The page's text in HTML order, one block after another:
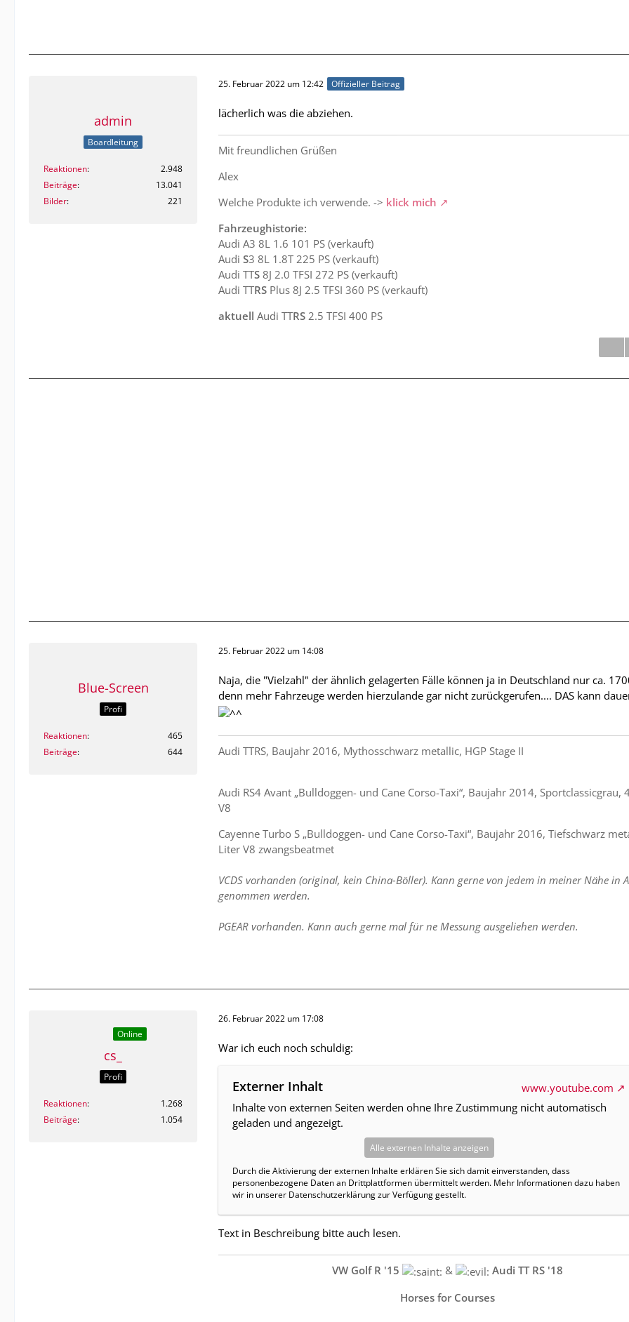
admin
Boardleitung
Reaktionen
2.948
Beiträge
13.041
Bilder
221
25. Februar 2022 um 12:42 Offizieller Beitrag
lächerlich was die abziehen.
Mit freundlichen Grüßen
Alex
Welche Produkte ich verwende. -> klick mich
Fahrzeughistorie:
Audi A3 8L 1.6 101 PS (verkauft)
Audi S3 8L 1.8T 225 PS (verkauft)
Audi TTS 8J 2.0 TFSI 272 PS (verkauft)
Audi TTRS Plus 8J 2.5 TFSI 360 PS (verkauft)
aktuell Audi TTRS 2.5 TFSI 400 PS
Blue-Screen
Profi
Reaktionen
465
Beiträge
644
25. Februar 2022 um 14:08
Naja, die "Vielzahl" der ähnlich gelagerten Fälle können ja in Deutschland nur ca.
denn mehr Fahrzeuge werden hierzulande gar nicht zurückgerufen.... DAS kann
Audi TTRS, Baujahr 2016, Mythosschwarz metallic, HGP Stage II
Audi RS4 Avant „Bulldoggen- und Cane Corso-Taxi“, Baujahr 2014, Sportclassicgrau,
V8
Cayenne Turbo S „Bulldoggen- und Cane Corso-Taxi“, Baujahr 2016, Tiefschwarz
Liter V8 zwangsbeatmet
VCDS vorhanden (original, kein China-Böller). Kann gerne von jedem in meiner Nähe in
genommen werden.
PGEAR vorhanden. Kann auch gerne mal für ne Messung ausgeliehen werden.
Online
cs_
Profi
Reaktionen
1.268
Beiträge
1.054
26. Februar 2022 um 17:08
War ich euch noch schuldig:
Externer Inhalt
www.youtube.com
Inhalte von externen Seiten werden ohne Ihre Zustimmung nicht automatisch
geladen und angezeigt.
Alle externen Inhalte anzeigen
Durch die Aktivierung der externen Inhalte erklären Sie sich damit einverstanden, dass
personenbezogene Daten an Drittplattformen übermittelt werden. Mehr Informationen dazu haben
wir in unserer Datenschutzerklärung zur Verfügung gestellt.
Text in Beschreibung bitte auch lesen.
VW Golf R '15 &
Audi TT RS '18
Horses for Courses